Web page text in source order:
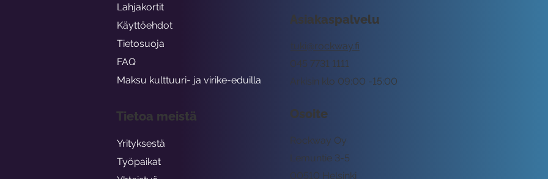
Asiakaspalvelu
tuki@rockway.fi
Arkisin klo 09:00 -15:00
045 7731 1111
Osoite
Rockway Oy
Lemuntie 3-5
00510 Helsinki
Lahjakortit
Käyttöehdot
Tietosuoja
FAQ
Maksu kulttuuri- ja virike-eduilla
Tietoa meistä
Yrityksestä
Työpaikat